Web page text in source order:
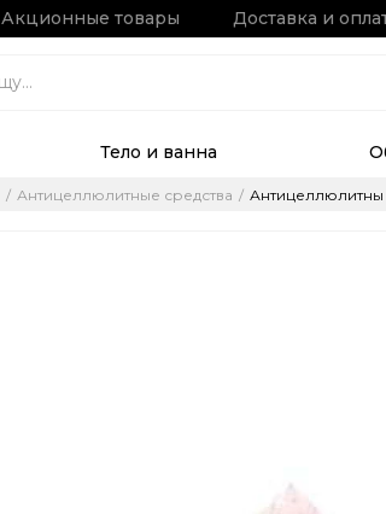
Акционные товары Доставка и
Тело и ванна
Антицеллюлитные средства Антицеллюлитны